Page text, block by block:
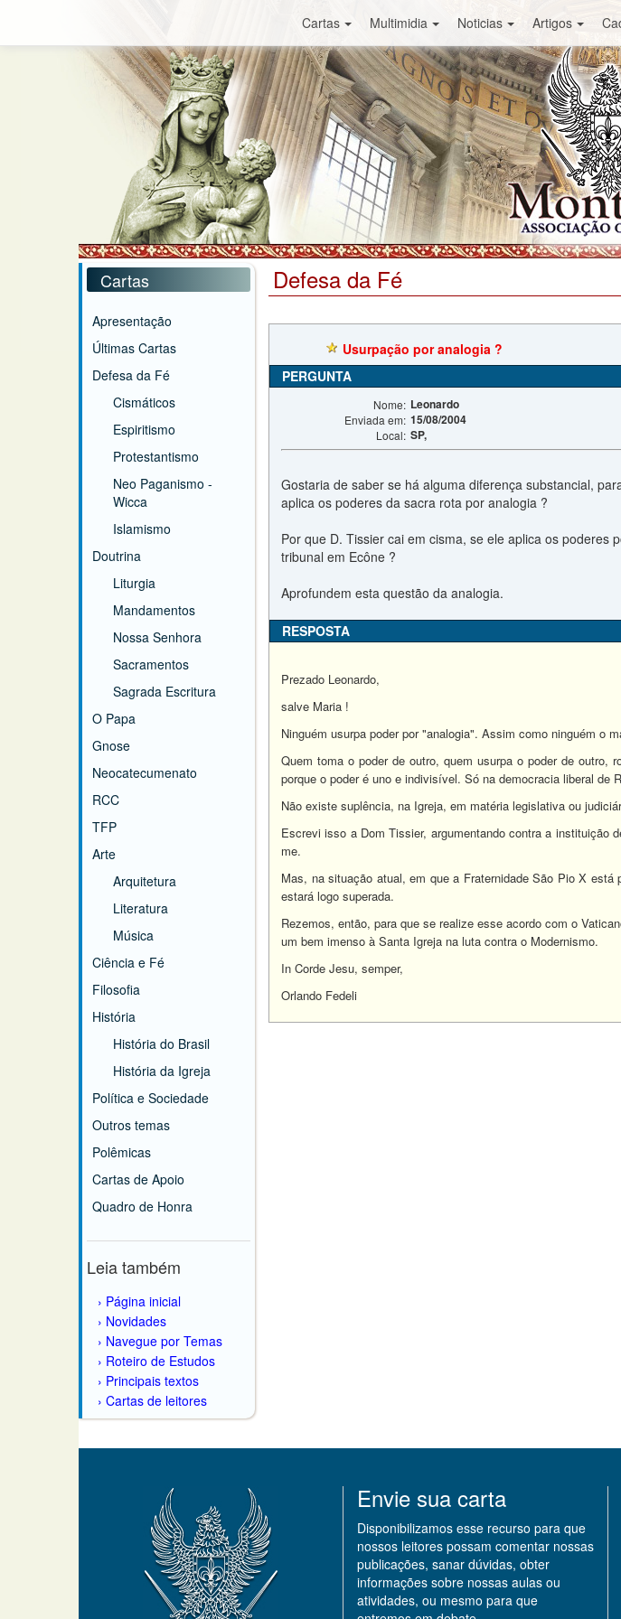
Cartas Multimidia Noticias Artigos
Cartas
Apresentação
Últimas Cartas
Defesa da Fé
Cismáticos
Espiritismo
Protestantismo
Neo Paganismo -
Wicca
Islamismo
Doutrina
Liturgia
Mandamentos
Nossa Senhora
Sacramentos
Sagrada Escritura
O Papa
Gnose
Neocatecumenato
RCC
TFP
Arte
Arquitetura
Literatura
Música
Ciência e Fé
Filosofia
História
História do Brasil
História da Igreja
Política e Sociedade
Outros temas
Polêmicas
Cartas de Apoio
Quadro de Honra
Leia também
Página inicial
Novidades
Navegue por Temas
Roteiro de Estudos
Principais textos
Cartas de leitores
Defesa da Fé
Usurpação por analogia ?
PERGUNTA
Nome: Leonardo
Enviada em: 15/08/2004
Local: SP,
Gostaria de saber se há alguma diferença substancial,
aplica os poderes da sacra rota por analogia ?
Por que D. Tissier cai em cisma, se ele aplica os
tribunal em Ecône ?
Aprofundem esta questão da analogia.
RESPOSTA
Prezado Leonardo,
salve Maria !
Ninguém usurpa poder por "analogia". Assim como ninguém o
Quem toma o poder de outro, quem usurpa o poder de outro,
porque o poder é uno e indivisível. Só na democracia liberal de
Não existe suplência, na Igreja, em matéria legislativa ou
Escrevi isso a Dom Tissier, argumentando contra a instituição
me.
Mas, na situação atual, em que a Fraternidade São Pio X
estará logo superada.
Rezemos, então, para que se realize esse acordo com o
um bem imenso à Santa Igreja na luta contra o Modernismo.
In Corde Jesu, semper,
Orlando Fedeli
Envie sua carta
Disponibilizamos esse recurso para que
nossos leitores possam comentar nossas
publicações, sanar dúvidas, obter
informações sobre nossas aulas ou
atividades, ou mesmo para que